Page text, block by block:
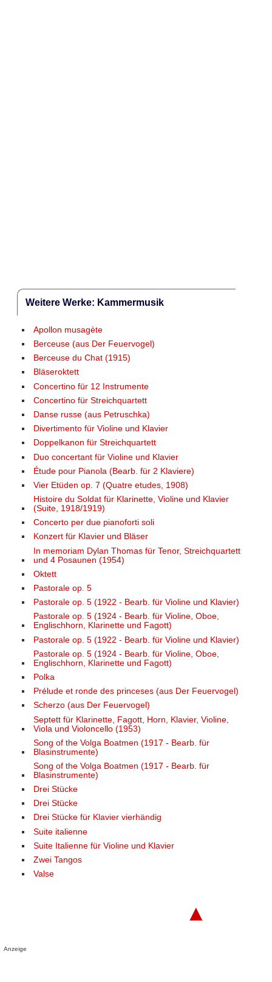
Weitere Werke: Kammermusik
Apollon musagète
Berceuse (aus Der Feuervogel)
Berceuse du Chat (1915)
Bläseroktett
Concertino für 12 Instrumente
Concertino für Streichquartett
Danse russe (aus Petruschka)
Divertimento für Violine und Klavier
Doppelkanon für Streichquartett
Duo concertant für Violine und Klavier
Étude pour Pianola (Bearb. für 2 Klaviere)
Vier Etüden op. 7 (Quatre etudes, 1908)
Histoire du Soldat für Klarinette, Violine und Klavier
(Suite, 1918/1919)
Concerto per due pianoforti soli
Konzert für Klavier und Bläser
In memoriam Dylan Thomas für Tenor, Streichquartett
und 4 Posaunen (1954)
Oktett
Pastorale op. 5
Pastorale op. 5 (1922 - Bearb. für Violine und Klavier)
Pastorale op. 5 (1924 - Bearb. für Violine, Oboe,
Englischhorn, Klarinette und Fagott)
Pastorale op. 5 (1922 - Bearb. für Violine und Klavier)
Pastorale op. 5 (1924 - Bearb. für Violine, Oboe,
Englischhorn, Klarinette und Fagott)
Polka
Prélude et ronde des princeses (aus Der Feuervogel)
Scherzo (aus Der Feuervogel)
Septett für Klarinette, Fagott, Horn, Klavier, Violine,
Viola und Violoncello (1953)
Song of the Volga Boatmen (1917 - Bearb. für
Blasinstrumente)
Song of the Volga Boatmen (1917 - Bearb. für
Blasinstrumente)
Drei Stücke
Drei Stücke
Drei Stücke für Klavier vierhändig
Suite italienne
Suite Italienne für Violine und Klavier
Zwei Tangos
Valse
▲
Anzeige